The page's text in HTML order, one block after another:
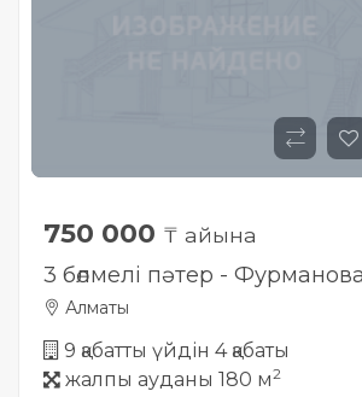
750 000 ₸ айына
3 бөлмелі пәтер -
Алматы
9 қабатты үйдін 4 қабаты
жалпы ауданы 180 м2